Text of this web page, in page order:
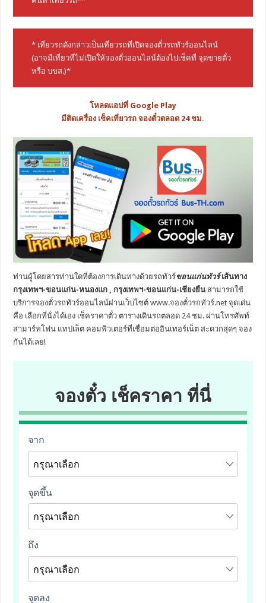
* เที่ยวรถดังกล่าวเป็นเที่ยวรถที่เปิดจองตั๋วรถทัวร์ออนไลน์
(อาจมีเที่ยวที่ไม่เปิดให้จองตั๋วออนไลน์ต้องไปเช็คที่ จุดขายตั๋ว
หรือ บขส.)*
โหลดแอปที่ Google Play
มีติดเครื่อง เช็คเที่ยวรถ จองตั๋วตลอด 24 ชม.
ท่านผู้โดยสารท่านใดที่ต้องการเดินทางด้วยรถทัวร์ขอนแก่นทัวร์เส้นทาง
กรุงเทพฯ-ขอนแก่น-หนองแก , กรุงเทพฯ-ขอนแก่น-เชียงยืน สามารถใช้
บริการจองตั๋วรถทัวร์ออนไลน์ผ่านเว็บไซต์www.จองตั๋วรถทัวร์.net จุดเด่น
คือ เลือกที่นั่งได้เอง เช็คราคาตั๋ว ตารางเดินรถตลอด 24 ชม. ผ่านโทรศัพท์
สามาร์ทโฟน แทปเล็ต คอมพิวเตอร์ที่เชื่อมต่ออินเทอร์เน็ต สะดวกสุดๆ จอง
กันได้เลย!
จองตั๋ว เช็คราคา ที่นี่